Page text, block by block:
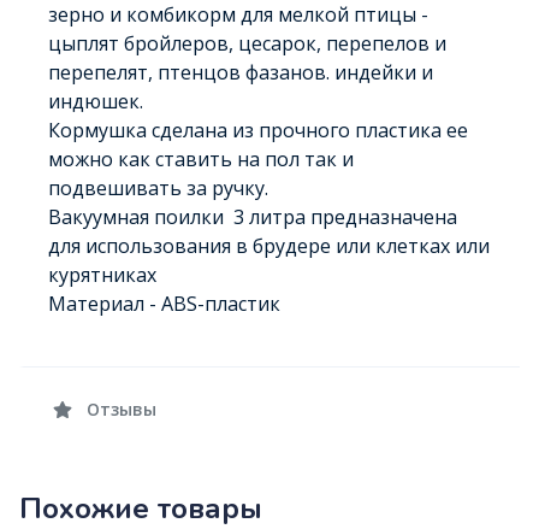
зерно и комбикорм для мелкой птицы -
цыплят бройлеров, цесарок, перепелов и
перепелят, птенцов фазанов. индейки и
индюшек.
Кормушка сделана из прочного пластика ее
можно как ставить на пол так и
подвешивать за ручку.
Вакуумная поилки 3 литра предназначена
для использования в брудере или клетках или
курятниках
Материал - АВS-пластик
Отзывы
Похожие товары